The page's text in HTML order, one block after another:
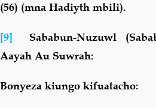
(56) (mna Hadiyth mbili).
[9]
Sababun-Nuzuwl
Aayah Au Suwrah:
Bonyeza kiungo kifuatacho: